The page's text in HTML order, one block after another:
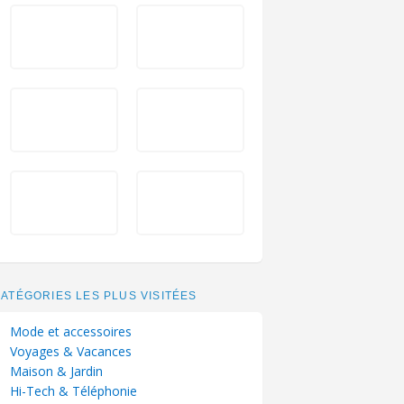
LES PLUS VISITÉES
Mode et accessoires
Voyages & Vacances
Maison & Jardin
Hi-Tech & Téléphonie